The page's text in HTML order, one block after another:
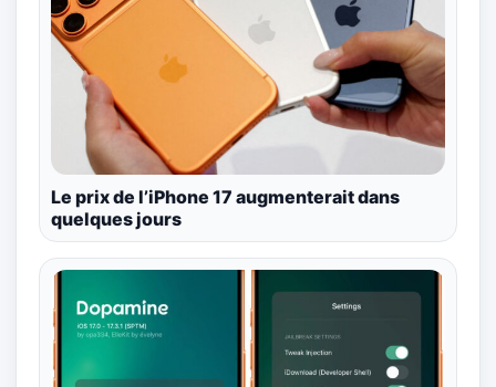
Le prix de l’iPhone 17 augmenterait dans
quelques jours